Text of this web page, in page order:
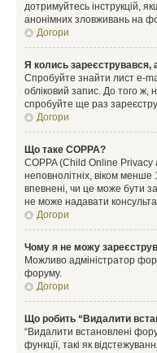
дотримуйтесь інструкцій,
анонімних зловживань на
Догори
Я колись
Спробуйте знайти лист e-
обліковий запис. До того ж,
спробуйте ще раз
Догори
Що таке COPPA?
COPPA (Child Online Privacy
неповнолітніх, віком менше
впевнені, чи це може бути
не може надавати
Догори
Чому я не можу
Можливо адміністратор
форуму.
Догори
Що робить “Видалити
“Видалити встановлені
функції, такі як